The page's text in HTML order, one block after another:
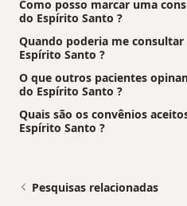
Como posso marcar uma
do Espírito Santo ?
Quando poderia me
Espírito Santo ?
O que outros pacientes
do Espírito Santo ?
Quais são os convênios
Espírito Santo ?
Pesquisas relacionadas